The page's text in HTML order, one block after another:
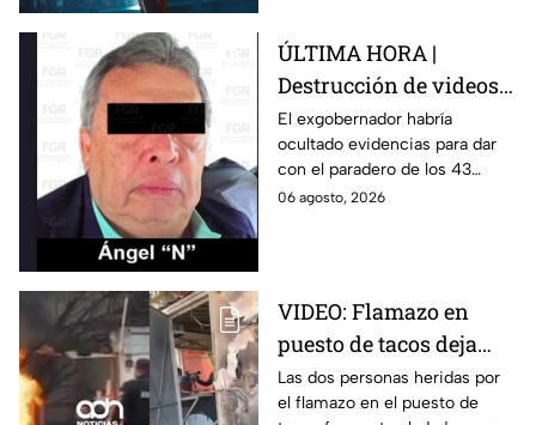
ÚLTIMA HORA |
Destrucción de videos
clave y amenazas a
testigos por parte de
exgobernador Ángel
Aguirre: FGR
El exgobernador habría
ocultado evidencias para dar
con el paradero de los 43
estudiantes desaparecidos de
06 agosto, 2026
VIDEO: Flamazo en
puesto de tacos deja
dos heridos en CDMX
Las dos personas heridas por
el flamazo en el puesto de